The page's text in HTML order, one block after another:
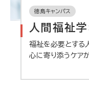
徳島キャンパス
人間福祉
福祉を必要とする
心に寄り添うケア